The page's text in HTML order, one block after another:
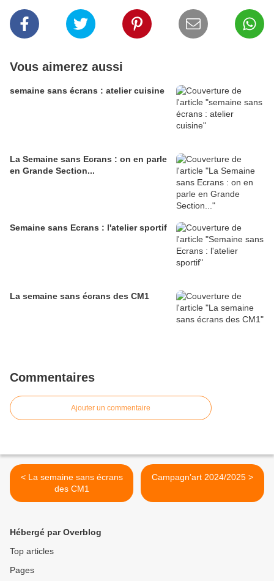
Vous aimerez aussi
semaine sans écrans : atelier cuisine
La Semaine sans Ecrans : on en parle
en Grande Section...
Semaine sans Ecrans : l'atelier sportif
La semaine sans écrans des CM1
Commentaires
Ajouter un commentaire
< La semaine sans écrans
des CM1
Campagn’art 2024/2025 >
Hébergé par Overblog
Top articles
Pages